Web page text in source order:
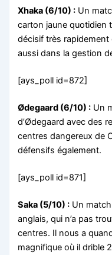
Xhaka (6/10) : Un
carton jaune quotidien
décisif très
aussi dans la gestion
[ays_poll id=872]
Ødegaard (6/10) : Un
d’Ødegaard avec des
centres dangereux de
défensifs également.
[ays_poll id=871]
Saka (5/10) : Un
anglais, qui n’a pas
centres. Il nous a
magnifique où il drible